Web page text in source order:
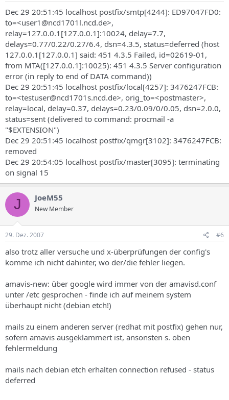
Dec 29 20:51:45 localhost postfix/smtp[4244]: ED97047FD0:
to=<user1@ncd1701l.ncd.de>,
relay=127.0.0.1[127.0.0.1]:10024, delay=7.7,
delays=0.77/0.22/0.27/6.4, dsn=4.3.5, status=deferred (host
127.0.0.1[127.0.0.1] said: 451 4.3.5 Failed, id=02619-01,
from MTA([127.0.0.1]:10025): 451 4.3.5 Server configuration
error (in reply to end of DATA command))
Dec 29 20:51:45 localhost postfix/local[4257]: 3476247FCB:
to=<testuser@ncd1701s.ncd.de>, orig_to=<postmaster>,
relay=local, delay=0.37, delays=0.23/0.09/0/0.05, dsn=2.0.0,
status=sent (delivered to command: procmail -a
"$EXTENSION")
Dec 29 20:51:45 localhost postfix/qmgr[3102]: 3476247FCB:
removed
Dec 29 20:54:05 localhost postfix/master[3095]: terminating
on signal 15
J JoeM55
New Member
29. Dez. 2007 #6
also trotz aller versuche und x-überprüfungen der config's
komme ich nicht dahinter, wo der/die fehler liegen.
amavis-new: über google wird immer von der amavisd.conf
unter /etc gesprochen - finde ich auf meinem system
überhaupt nicht (debian etch!)
mails zu einem anderen server (redhat mit postfix) gehen nur,
sofern amavis ausgeklammert ist, ansonsten s. oben
fehlermeldung
mails nach debian etch erhalten connection refused - status
deferred